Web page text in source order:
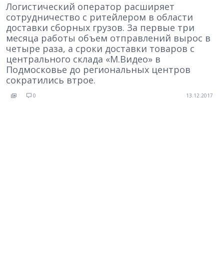
Логистический оператор расширяет
сотрудничество с ритейлером в области
доставки сборных грузов. За первые три
месяца работы объем отправлений вырос в
четыре раза, а сроки доставки товаров с
центрального склада «М.Видео» в
Подмосковье до региональных центров
сократились втрое.
0 13.12.2017